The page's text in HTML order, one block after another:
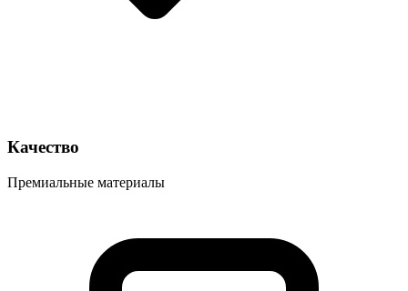
Качество
Премиальные материалы